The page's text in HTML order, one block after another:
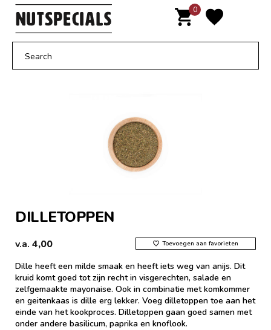
Door
naar
inhoud
0
DILLETOPPEN
v.a. 4,00 Toevoegen aan favorieten
Dille heeft een milde smaak en heeft iets weg van anijs. Dit
kruid komt goed tot zijn recht in visgerechten, salade en
zelfgemaakte mayonaise. Ook in combinatie met komkommer
en geitenkaas is dille erg lekker. Voeg dilletoppen toe aan het
einde van het kookproces. Dilletoppen gaan goed samen met
onder andere basilicum, paprika en knoflook.